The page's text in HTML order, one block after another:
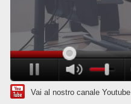
Vai al nostro canale Youtube